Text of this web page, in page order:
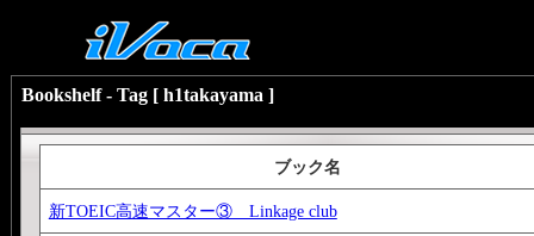
Bookshelf - Tag [ h1takayama ]
ブック名
新TOEIC高速マスター③ Linkage club